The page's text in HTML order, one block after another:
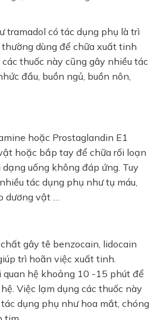
tramadol có tác dụng phụ là trì
dùng để chữa xuất tinh
thuốc này cũng gây nhiều tác
đầu, buồn ngủ, buồn nôn,
hoặc Prostaglandin E1
hoặc bắp tay để chữa rối loạn
uống không đáp ứng. Tuy
tác dụng phụ như tụ máu,
dương vật …
gây tê benzocain, lidocain
trì hoãn việc xuất tinh.
quan hệ khoảng 10 -15 phút để
Việc lạm dụng các thuốc này
dụng phụ như hoa mắt, chóng